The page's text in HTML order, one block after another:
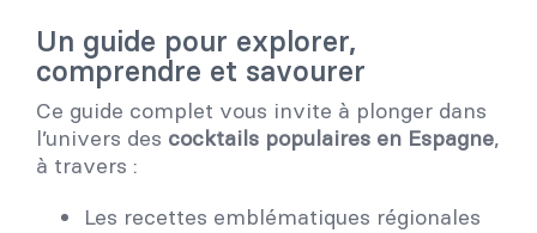
Un guide pour explorer,
comprendre et savourer
Ce guide complet vous invite à plonger dans
l’univers des cocktails populaires en Espagne,
à travers :
Les recettes emblématiques régionales